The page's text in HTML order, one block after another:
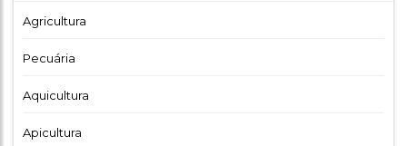
Agricultura
Pecuária
Aquicultura
Apicultura